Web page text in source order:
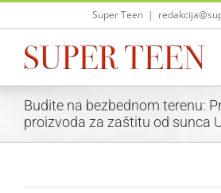
Skip
Super Teen |
Budite na bezbednom terenu:
proizvoda za zaštitu od sunca